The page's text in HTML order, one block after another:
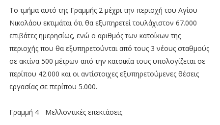
Το τμήμα αυτό της Γραμμής 2 μέχρι την περιοχή του Αγίου
Νικολάου εκτιμάται ότι θα εξυπηρετεί τουλάχιστον 67.000
επιβάτες ημερησίως, ενώ ο αριθμός των κατοίκων της
περιοχής που θα εξυπηρετούνται από τους 3 νέους σταθμούς
σε ακτίνα 500 μέτρων από την κατοικία τους υπολογίζεται σε
περίπου 42.000 και οι αντίστοιχες εξυπηρετούμενες θέσεις
εργασίας σε περίπου 5.000.
Γραμμή 4 - Μελλοντικές επεκτάσεις